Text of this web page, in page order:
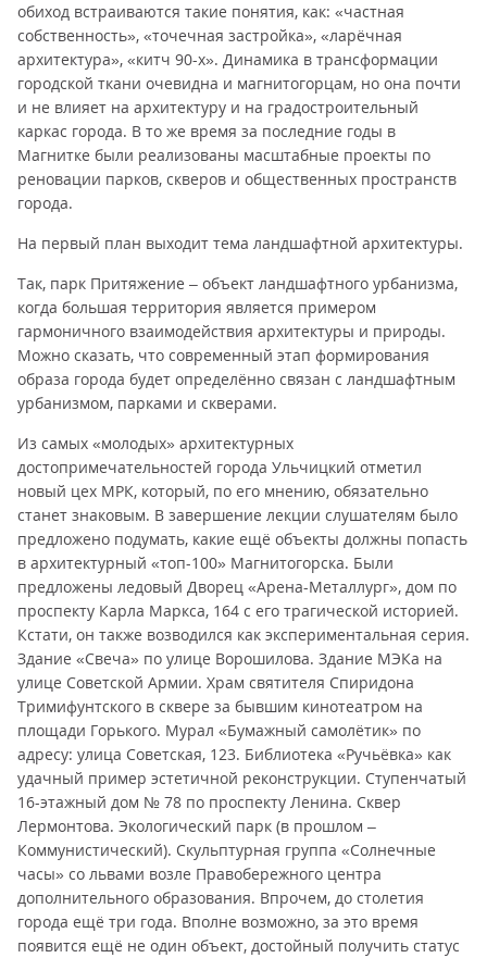
обиход встраиваются такие понятия, как: «частная
собственность», «точечная застройка», «ларёчная
архитектура», «китч 90-х». Динамика в трансформации
городской ткани очевидна и магнитогорцам, но она почти
и не влияет на архитектуру и на градостроительный
каркас города. В то же время за последние годы в
Магнитке были реализованы масштабные проекты по
реновации парков, скверов и общественных пространств
города.
На первый план выходит тема ландшафтной архитектуры.
Так, парк Притяжение – объект ландшафтного урбанизма,
когда большая территория является примером
гармоничного взаимодействия архитектуры и природы.
Можно сказать, что современный этап формирования
образа города будет определённо связан с ландшафтным
урбанизмом, парками и скверами.
Из самых «молодых» архитектурных
достопримечательностей города Ульчицкий отметил
новый цех МРК, который, по его мнению, обязательно
станет знаковым. В завершение лекции слушателям было
предложено подумать, какие ещё объекты должны попасть
в архитектурный «топ-100» Магнитогорска. Были
предложены ледовый Дворец «Арена-Металлург», дом по
проспекту Карла Маркса, 164 с его трагической историей.
Кстати, он также возводился как экспериментальная серия.
Здание «Свеча» по улице Ворошилова. Здание МЭКа на
улице Советской Армии. Храм святителя Спиридона
Тримифунтского в сквере за бывшим кинотеатром на
площади Горького. Мурал «Бумажный самолётик» по
адресу: улица Советская, 123. Библиотека «Ручьёвка» как
удачный пример эстетичной реконструкции. Ступенчатый
16-этажный дом № 78 по проспекту Ленина. Сквер
Лермонтова. Экологический парк (в прошлом –
Коммунистический). Скульптурная группа «Солнечные
часы» со львами возле Правобережного центра
дополнительного образования. Впрочем, до столетия
города ещё три года. Вполне возможно, за это время
появится ещё не один объект, достойный получить статус